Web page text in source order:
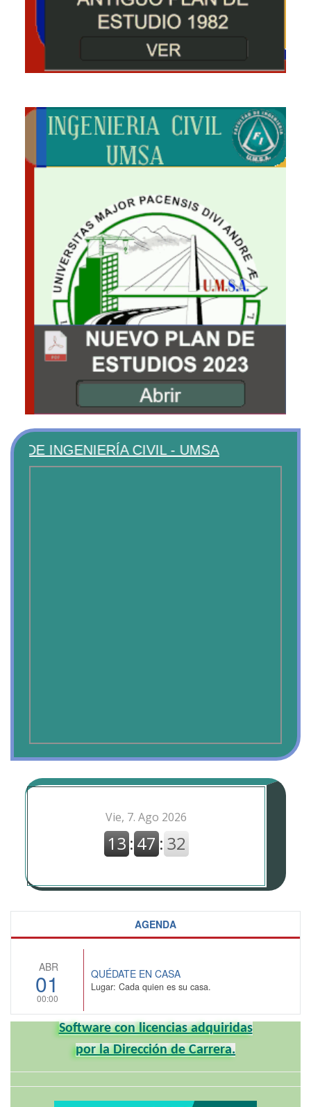
INGENIERÍA CIVIL - UMSA
AGENDA
ABR
01
00:00
QUÉDATE EN CASA
Lugar: Cada quien es su casa.
Software con licencias adquiridas
por la Dirección de Carrera.